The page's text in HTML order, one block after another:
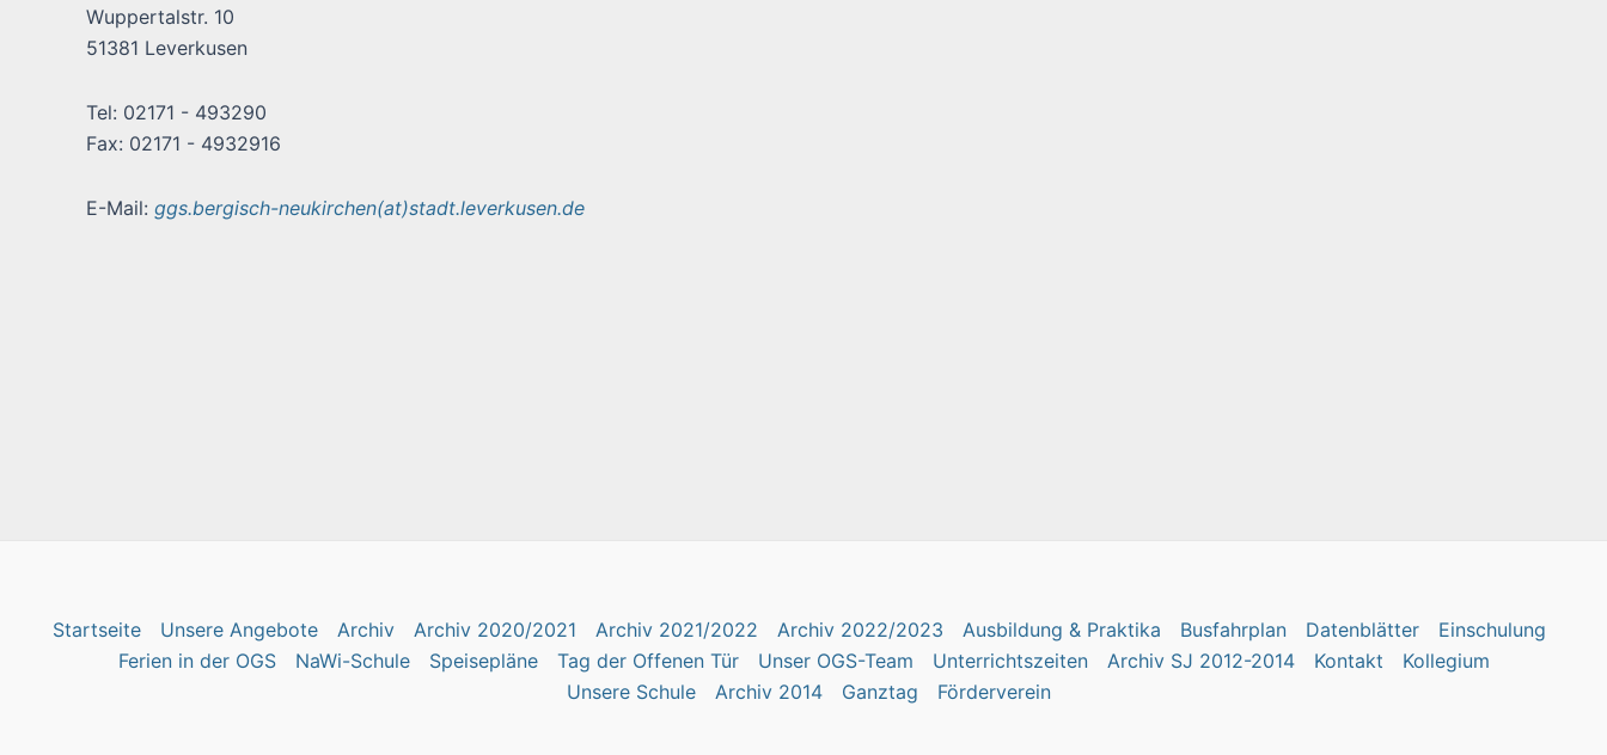
Wuppertalstr. 10
51381 Leverkusen
Tel: 02171 - 493290
Fax: 02171 - 4932916
E-Mail: ggs.bergisch-neukirchen(at)stadt.leverkusen.de
Startseite Unsere Angebote Archiv Archiv 2020/2021 Archiv 2021/2022 Archiv 2022/2023 Ausbildung & Praktika Busfahrplan Datenblätter
Einschulung
Ferien in der OGS
NaWi-Schule Speisepläne Tag der Offenen Tür Unser OGS-Team Unterrichtszeiten Archiv SJ 2012-2014 Kontakt
Kollegium
Unsere Schule
Archiv 2014 Ganztag Förderverein